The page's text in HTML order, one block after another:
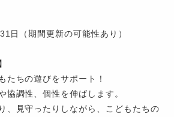
日（期間更新の可能性あり）
たちの遊びをサポート！
協調性、個性を伸ばします。
、見守ったりしながら、こどもたちの